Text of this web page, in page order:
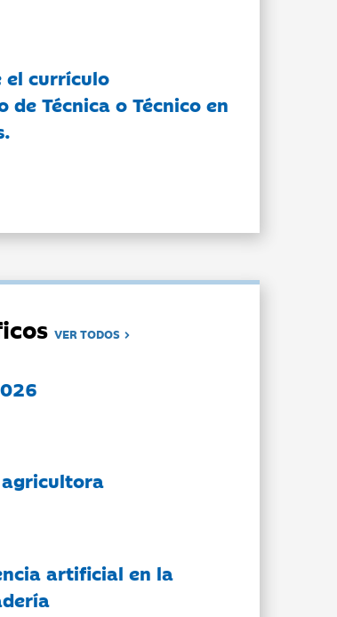
el currículo
Técnica o Técnico en
VER TODOS
artificial en la